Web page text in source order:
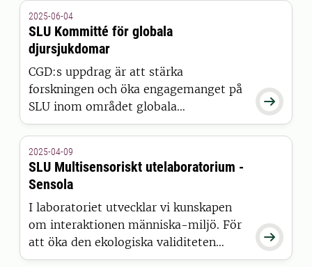

2025-06-04
SLU Kommitté för globala
djursjukdomar
CGD:s uppdrag är att stärka
forskningen och öka engagemanget på
SLU inom området globala
smittsamma djursjukdomar, inklusive
antimikrobiell resistens hos
livsmedelsproducerande djur. CGD:s
verksamhet beskrivs på den engelska
sidan.

2025-04-09
SLU Multisensoriskt utelaboratorium -
Sensola
I laboratoriet utvecklar vi kunskapen
om interaktionen människa-miljö. För
att öka den ekologiska validiteten
används ny, smart och portabel teknik.